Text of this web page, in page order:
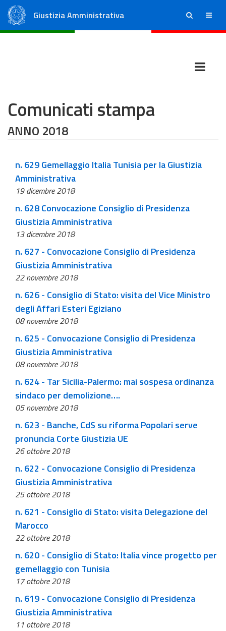
Giustizia Amministrativa ricerca menu
Comunicati stampa
ANNO 2018
n. 629 Gemellaggio Italia Tunisia per la Giustizia
Amministrativa
19 dicembre 2018
n. 628 Convocazione Consiglio di Presidenza
Giustizia Amministrativa
13 dicembre 2018
n. 627 - Convocazione Consiglio di Presidenza
Giustizia Amministrativa
22 novembre 2018
n. 626 - Consiglio di Stato: visita del Vice Ministro
degli Affari Esteri Egiziano
08 novembre 2018
n. 625 - Convocazione Consiglio di Presidenza
Giustizia Amministrativa
08 novembre 2018
n. 624 - Tar Sicilia-Palermo: mai sospesa ordinanza
sindaco per demolizione….
05 novembre 2018
n. 623 - Banche, CdS su riforma Popolari serve
pronuncia Corte Giustizia UE
26 ottobre 2018
n. 622 - Convocazione Consiglio di Presidenza
Giustizia Amministrativa
25 ottobre 2018
n. 621 - Consiglio di Stato: visita Delegazione del
Marocco
22 ottobre 2018
n. 620 - Consiglio di Stato: Italia vince progetto per
gemellaggio con Tunisia
17 ottobre 2018
n. 619 - Convocazione Consiglio di Presidenza
Giustizia Amministrativa
11 ottobre 2018